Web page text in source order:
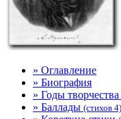
» Оглавление
» Биография
» Годы творчества
» Баллады (стихов 4)